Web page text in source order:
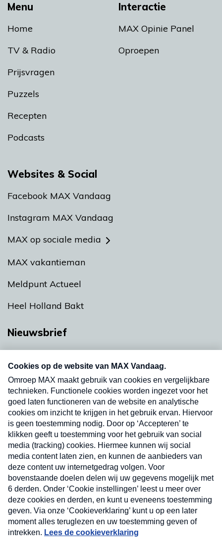
Menu
Home
TV & Radio
Prijsvragen
Puzzels
Recepten
Podcasts
Interactie
MAX Opinie Panel
Oproepen
Websites & Social
Facebook MAX Vandaag
Instagram MAX Vandaag
MAX op sociale media
MAX vakantieman
Meldpunt Actueel
Heel Holland Bakt
Nieuwsbrief
Neem hier een gratis abonnement op onze
nieuwsbrief. Elke vrijdag- en dinsdagochtend in
uw mailbox.
Verzend
Nieuwsbrief
Neem hier een gratis abonnement op onze
nieuwsbrief. Elke vrijdag- en dinsdagochtend in uw